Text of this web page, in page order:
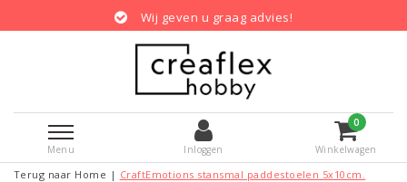
Wij geven u graag advies!
Menu Inloggen
0
Winkelwagen
Terug naar Home | CraftEmotions stansmal paddestoelen 5x10cm.